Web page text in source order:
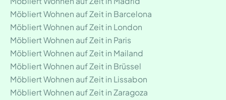
Möbliert Wohnen auf Zeit in Barcelona
Möbliert Wohnen auf Zeit in London
Möbliert Wohnen auf Zeit in Paris
Möbliert Wohnen auf Zeit in Mailand
Möbliert Wohnen auf Zeit in Brüssel
Möbliert Wohnen auf Zeit in Lissabon
Möbliert Wohnen auf Zeit in Zaragoza